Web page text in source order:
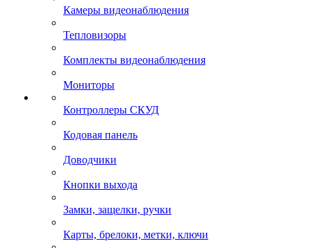
Камеры видеонаблюдения
Тепловизоры
Комплекты видеонаблюдения
Мониторы
Контроллеры СКУД
Кодовая панель
Доводчики
Кнопки выхода
Замки, защелки, ручки
Карты, брелоки, метки, ключи